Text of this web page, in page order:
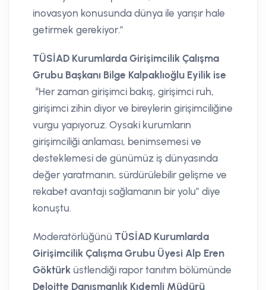
inovasyon konusunda dünya ile yarışır hale
getirmek gerekiyor.”
TÜSİAD Kurumlarda Girişimcilik Çalışma
Grubu Başkanı Bilge Kalpaklıoğlu Eyilik ise
“Her zaman girişimci bakış, girişimci ruh,
girişimci zihin diyor ve bireylerin girişimciliğine
vurgu yapıyoruz. Oysaki kurumların
girişimciliği anlaması, benimsemesi ve
desteklemesi de günümüz iş dünyasında
değer yaratmanın, sürdürülebilir gelişme ve
rekabet avantajı sağlamanın bir yolu” diye
konuştu.
Moderatörlüğünü TÜSİAD Kurumlarda
Girişimcilik Çalışma Grubu Üyesi Alp Eren
Göktürk üstlendiği rapor tanıtım bölümünde
Deloitte Danışmanlık Kıdemli Müdürü